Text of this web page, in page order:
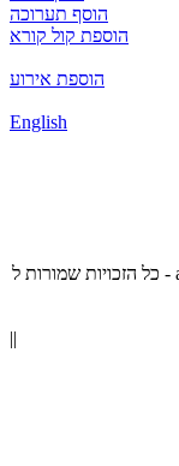
הוסף תערוכה
הוספת קול קורא
הוספת אירוע
English
||